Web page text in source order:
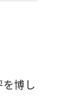
博し